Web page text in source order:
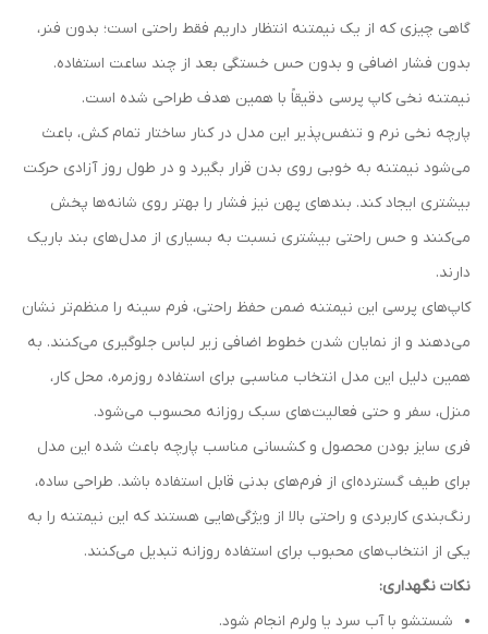
گاهی چیزی که از یک نیمتنه انتظار داریم فقط راحتی است؛ بدون فنر،
بدون فشار اضافی و بدون حس خستگی بعد از چند ساعت استفاده.
نیمتنه نخی کاپ پرسی دقیقاً با همین هدف طراحی شده است.
پارچه نخی نرم و تنفس‌پذیر این مدل در کنار ساختار تمام کش، باعث
می‌شود نیمتنه به خوبی روی بدن قرار بگیرد و در طول روز آزادی حرکت
بیشتری ایجاد کند. بندهای پهن نیز فشار را بهتر روی شانه‌ها پخش
می‌کنند و حس راحتی بیشتری نسبت به بسیاری از مدل‌های بند باریک
دارند.
کاپ‌های پرسی این نیمتنه ضمن حفظ راحتی، فرم سینه را منظم‌تر نشان
می‌دهند و از نمایان شدن خطوط اضافی زیر لباس جلوگیری می‌کنند. به
همین دلیل این مدل انتخاب مناسبی برای استفاده روزمره، محل کار،
منزل، سفر و حتی فعالیت‌های سبک روزانه محسوب می‌شود.
فری سایز بودن محصول و کشسانی مناسب پارچه باعث شده این مدل
برای طیف گسترده‌ای از فرم‌های بدنی قابل استفاده باشد. طراحی ساده،
رنگ‌بندی کاربردی و راحتی بالا از ویژگی‌هایی هستند که این نیمتنه را به
یکی از انتخاب‌های محبوب برای استفاده روزانه تبدیل می‌کنند.
نکات نگهداری:
شستشو با آب سرد یا ولرم انجام شود.